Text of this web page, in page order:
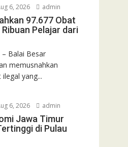
6, 2026 admin
97.677 Obat
Pelajar dari
– Balai Besar
memusnahkan
yang...
6, 2026 admin
Jawa Timur
di Pulau